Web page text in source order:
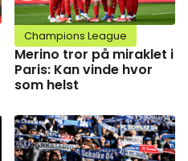
Champions League
Merino tror på miraklet i
Paris: Kan vinde hvor
som helst